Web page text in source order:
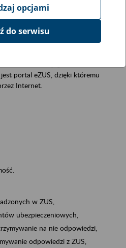
ZUS eZUS
portal eZUS, dzięki któremu
Internet.
w ZUS,
ubezpieczeniowych,
na nie odpowiedzi,
odpowiedzi z ZUS,
opcjami
do serwisu